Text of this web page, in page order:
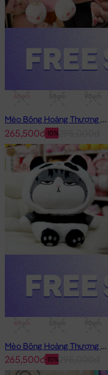
Mèo Bông Hoàng Thượng Cosplay Thỏ Hồng
-10%
265,500đ
Mèo Bông Hoàng Thượng Cosplay Panda
-10%
265,500đ